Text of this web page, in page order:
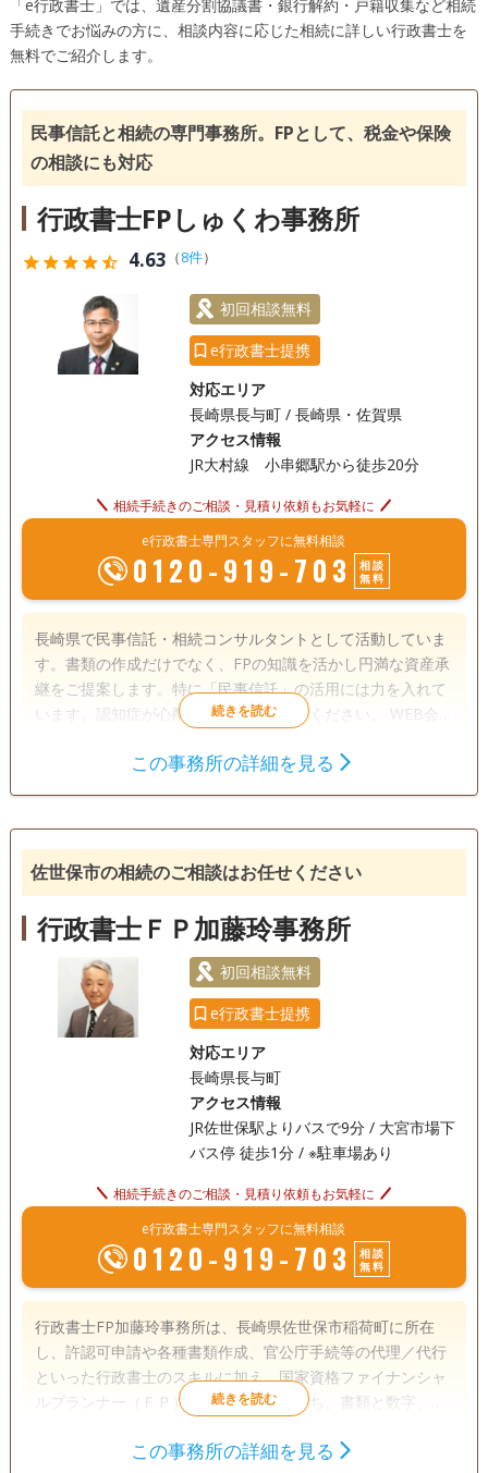
「e行政書士」では、遺産分割協議書・銀行解約・戸籍収集など相続
手続きでお悩みの方に、相談内容に応じた相続に詳しい行政書士を
無料でご紹介します。
民事信託と相続の専門事務所。FPとして、税金や保険
の相談にも対応
行政書士FPしゅくわ事務所
starstarstarstarstar_half 4.63 （8件）
初回相談無料
e行政書士提携
対応エリア
長崎県長与町 / 長崎県・佐賀県
アクセス情報
JR大村線 小串郷駅から徒歩20分
相続手続きのご相談・見積り依頼もお気軽に
e行政書士専門スタッフに無料相談
0120-919-703
相談
無料
長崎県で民事信託・相続コンサルタントとして活動していま
す。書類の作成だけでなく、FPの知識を活かし円満な資産承
継をご提案します。特に「民事信託」の活用には力を入れて
います。認知症が心配な方はぜひご相談ください。 WEB会
で、しっかりと説明いたします。
遺産分割
銀行手続き
戸籍収集 相続人調査
電話相談可 訪問可 土日相談可 初回相談無料
18時以降相談可 オンライン面談可 事務所面談可
この事務所の詳細を見る
佐世保市の相続のご相談はお任せください
行政書士ＦＰ加藤玲事務所
初回相談無料
e行政書士提携
対応エリア
長崎県長与町
アクセス情報
JR佐世保駅よりバスで9分 / 大宮市場下
バス停 徒歩1分 / ※駐車場あり
相続手続きのご相談・見積り依頼もお気軽に
e行政書士専門スタッフに無料相談
0120-919-703
相談
無料
行政書士FP加藤玲事務所は、長崎県佐世保市稲荷町に所在
し、許認可申請や各種書類作成、官公庁手続等の代理／代行
といった行政書士のスキルに加え、国家資格ファイナンシャ
ルプランナー（ＦＰ）のスキルも併せ持ち、書類と数字、相
相続の手続き・・・身近な方が亡くなった後の相続手続、遺
遺産分割
この事務所の詳細を見る